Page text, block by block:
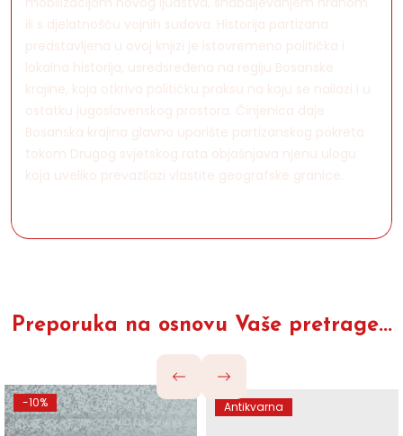
ili s djelatnošću vojnih sudova. Historija partizana
predstavljena u ovoj knjizi je istovremeno politička i
lokalna historija, usredsređena na regiju Bosanske
krajine, koja otkriva političku praksu na koju se nailazi i u
ostatku jugoslavenskog prostora. Činjenica daje
Bosanska krajina glavno uporište partizanskog pokreta
tokom Drugog svjetskog rata objašnjava njenu ulogu
koja uveliko prevazilazi vlastite geografske granice.
Preporuka na osnovu Vaše pretrage...
-10% Antikvarna